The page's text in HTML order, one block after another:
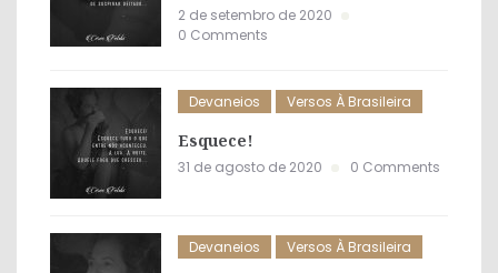
2 de setembro de 2020
0 Comments
Devaneios Versos À Brasileira
Esquece!
31 de agosto de 2020 0 Comments
Devaneios Versos À Brasileira